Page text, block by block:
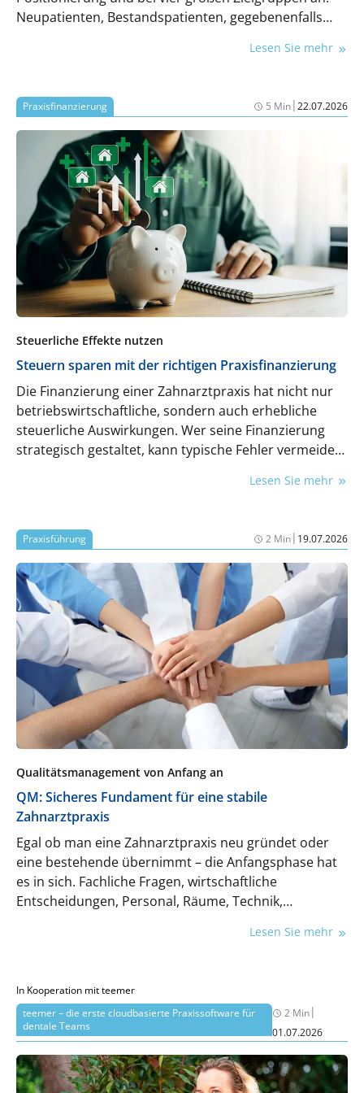
Neupatienten, Bestandspatienten, gegebenenfalls
Herausforderungen steht eine Praxis in der Phase der
All diesen Ansprüchen muss professionell und
systematisch begegnet werden. Was dabei zu
beachten ist, erläutert Dr. Sebastian Schulz.
Lesen Sie mehr
Praxisfinanzierung 5 Min|22.07.2026
Steuerliche Effekte nutzen
Steuern sparen mit der richtigen Praxisfinanzierung
Die Finanzierung einer Zahnarztpraxis hat nicht nur
betriebswirtschaftliche, sondern auch erhebliche
steuerliche Auswirkungen. Wer seine Finanzierung
strategisch gestaltet, kann typische Fehler vermeiden,
Steuerberaterin Sabine Banse-Funke zeigt, worauf es
Lesen Sie mehr
Praxisführung 2 Min| 19.07.2026
Qualitätsmanagement von Anfang an
QM: Sicheres Fundament für eine stabile
Zahnarztpraxis
Egal ob man eine Zahnarztpraxis neu gründet oder
eine bestehende übernimmt – die Anfangsphase hat
es in sich. Fachliche Fragen, wirtschaftliche
Entscheidungen, Personal, Räume, Technik,
Kein Wunder, dass viele sich denken: „Erst mal
unnötiger Aufwand. Ein von Anfang an gut
aufgebautes QM hilft, den Überblick zu behalten, gibt
Sicherheit und sorgt dafür, dass die Praxis stabil
wächst.
Lesen Sie mehr
In Kooperation mit teemer
teemer – die erste cloudbasierte Praxissoftware für
dentale Teams
2 Min|
01.07.2026